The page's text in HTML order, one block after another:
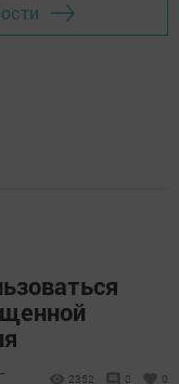
2352 0 0